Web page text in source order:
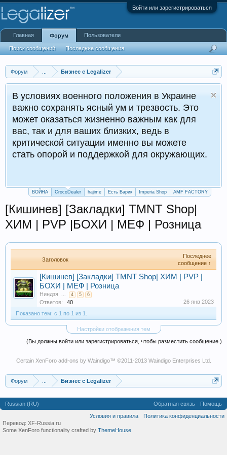
Войти или зарегистрироваться
Форум Бизнес с Legalizer
положения в Украине
ясный ум и трезвость. Это
жизненно важным как для
ваших близких, ведь в
ситуации именно вы можете
и поддержкой для окружающих.
ВОЙНА CrocoDealer hajime Есть Варик Imperia Shop AMF FACTORY
[Кишинев] [Закладки] TMNT Shop|
ХИМ | PVP |БОХИ | МЕФ | Розница
Заголовок
Последнее
сообщение ↑
[Кишинев] [Закладки] TMNT Shop| ХИМ | PVP |
БОХИ | МЕФ | Розница
Ниндзя ... 4 5 6
Ответов: 40
26 янв 2023
Показано тем: с 1 по 1 из 1.
Настройки отображения тем
(Вы должны войти или зарегистрироваться, чтобы разместить сообщение.)
Certain XenForo add-ons by Waindigo™ ©2011-2013 Waindigo Enterprises Ltd.
Форум Бизнес с Legalizer
Главная Форум
Поиск сообщений Последние сообщения
Пользователи
Russian (RU) Обратная связь
Помощь
Условия и правила
Политика конфиденциальности
Перевод: XF-Russia.ru
Some XenForo functionality crafted by ThemeHouse